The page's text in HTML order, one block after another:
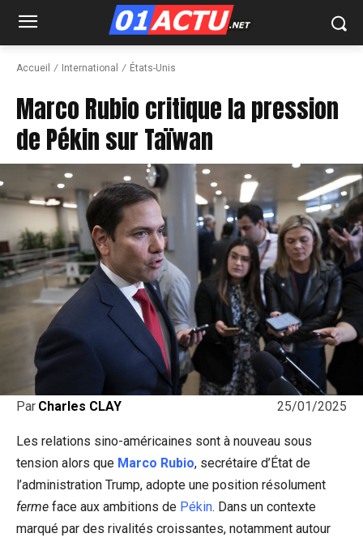
Accueil International États-Unis
Marco Rubio critique la pression
de Pékin sur Taïwan
25/01/2025
Par Charles CLAY
Les relations sino-américaines sont à nouveau sous
tension alors que Marco Rubio, secrétaire d’État de
l’administration Trump, adopte une position résolument
ferme face aux ambitions de Pékin. Dans un contexte
marqué par des rivalités croissantes, notamment autour